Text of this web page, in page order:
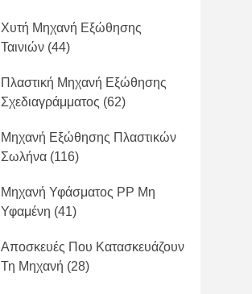
Χυτή Μηχανή Εξώθησης
Ταινιών (44)
Πλαστική Μηχανή Εξώθησης
Σχεδιαγράμματος (62)
Μηχανή Εξώθησης Πλαστικών
Σωλήνα (116)
Μηχανή Υφάσματος PP Μη
Υφαμένη (41)
Αποσκευές Που Κατασκευάζουν
Τη Μηχανή (28)